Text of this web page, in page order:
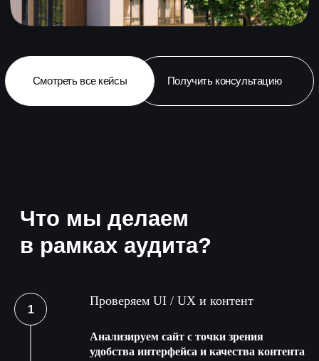
Проверяем UI / UX и контент
Анализируем сайт с точки зрения
удобства интерфейса и качества контента
Что это значит для вас:
постоянно внедряем новые
всегда знаем, что делать
Реклама в Промо-страницах
Рекламные макеты и презентации